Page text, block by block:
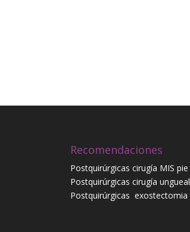
Recomendaciones
Postquirúrgicas cirugía MIS pie
Postquirúrgicas cirugía ungueal
Postquirúrgicasexostectomia